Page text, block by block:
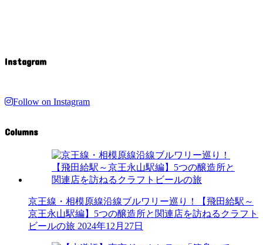
Instagram
Follow on Instagram
Columns
京王線・相模原線沿線ブルワリー巡り！【飛田給駅～
京王永山駅編】5つの醸造所と関連店を訪ねるクラフト
ビールの旅 2024年12月27日